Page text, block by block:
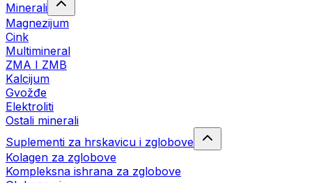
Minerali
Magnezijum
Cink
Multimineral
ZMA I ZMB
Kalcijum
Gvožđe
Elektroliti
Ostali minerali
Suplementi za hrskavicu i zglobove
Kolagen za zglobove
Kompleksna ishrana za zglobove